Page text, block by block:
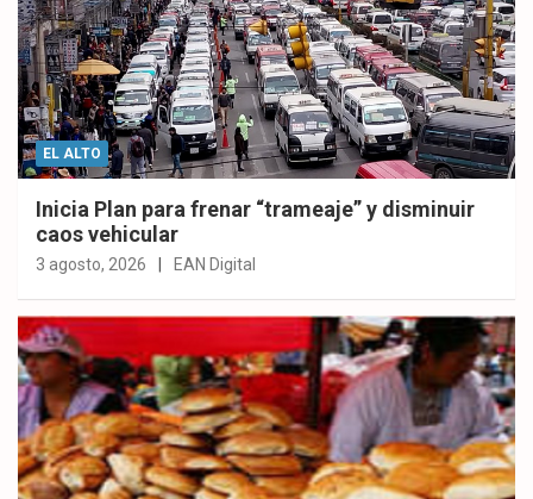
EL ALTO
Inicia Plan para frenar “trameaje” y disminuir
caos vehicular
3 agosto, 2026 EAN Digital